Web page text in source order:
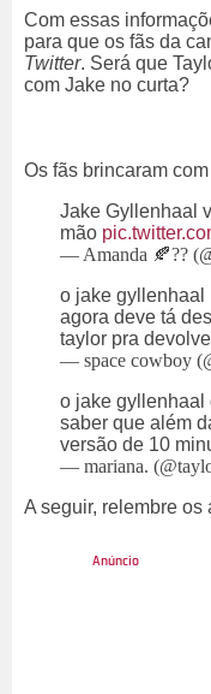
Com essas
para que os fãs da
Twitter. Será que
com Jake no curta?
Os fãs brincaram
Jake Gyllenhaal
mão
— Amanda 🍂??
o jake gyllenhaal
agora deve tá
taylor pra
— space cowboy
o jake gyllenhaal
saber que além
versão de 10
— mariana.
A seguir, relembre os